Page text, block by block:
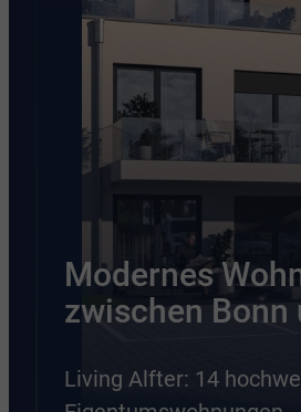
Modernes
zwischen Bonn
Living Alfter: 14